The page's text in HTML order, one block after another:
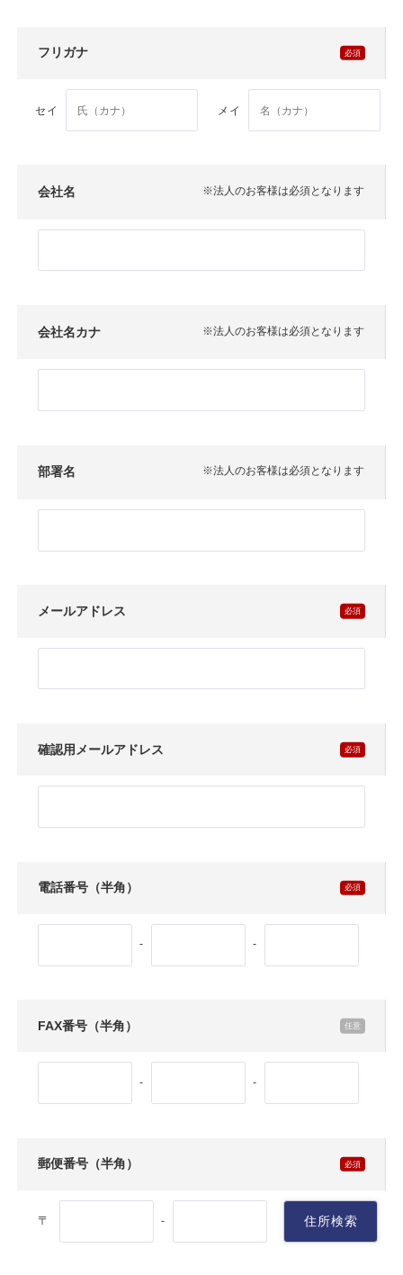
フリガナ
セイ メイ
会社名 ※法人のお客様は必須となります
会社名カナ ※法人のお客様は必須となります
部署名 ※法人のお客様は必須となります
メールアドレス
確認用メールアドレス
電話番号（半角）
- -
FAX番号（半角）
- -
郵便番号（半角）
〒 - 住所検索